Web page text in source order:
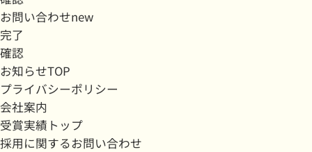
お問い合わせnew
完了
確認
お知らせTOP
プライバシーポリシー
会社案内
受賞実績トップ
採用に関するお問い合わせ